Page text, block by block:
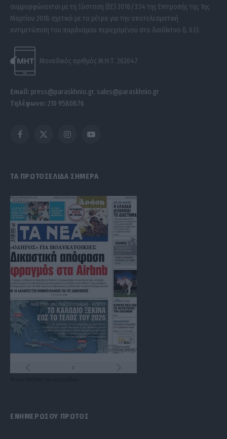
συμμορφώνονται με τη Σύσταση (ΕΕ) 2018/334 της Επιτροπής της 1ης
Μαρτίου 2018 σχετικά με τα μέτρα για την αποτελεσματική
αντιμετώπιση του παράνομου περιεχομένου στο διαδίκτυο (L 63).
Μοναδικός αριθμός Μ.Η.Τ. 262047
Email: press@paraskhnio.gr, sales@paraskhnio.gr
Τηλέφωνο: 210 9580876
Facebook
X
InstagramYouTube
ΤΑ ΠΡΩΤΟΣΕΛΙΔΑ ΣΗΜΕΡΑ
ΕΝΗΜΕΡΩΣΟΥ ΠΡΩΤΟΣ